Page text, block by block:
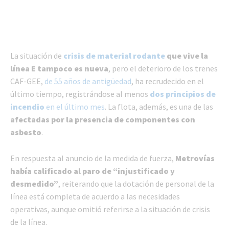
La situación de crisis de material rodante que vive la
línea E tampoco es nueva, pero el deterioro de los trenes
CAF-GEE, de 55 años de antigüedad, ha recrudecido en el
último tiempo, registrándose al menos dos principios de
incendio en el último mes. La flota, además, es una de las
afectadas por la presencia de componentes con
asbesto.
En respuesta al anuncio de la medida de fuerza, Metrovías
había calificado al paro de “injustificado y
desmedido”, reiterando que la dotación de personal de la
línea está completa de acuerdo a las necesidades
operativas, aunque omitió referirse a la situación de crisis
de la línea.